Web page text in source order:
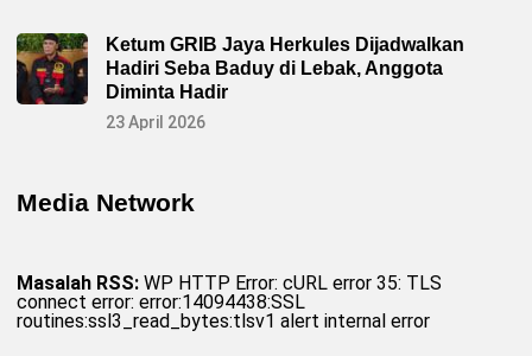
Ketum GRIB Jaya Herkules Dijadwalkan
Hadiri Seba Baduy di Lebak, Anggota
Diminta Hadir
23 April 2026
Media Network
Masalah RSS: WP HTTP Error: cURL error 35: TLS
connect error: error:14094438:SSL
routines:ssl3_read_bytes:tlsv1 alert internal error